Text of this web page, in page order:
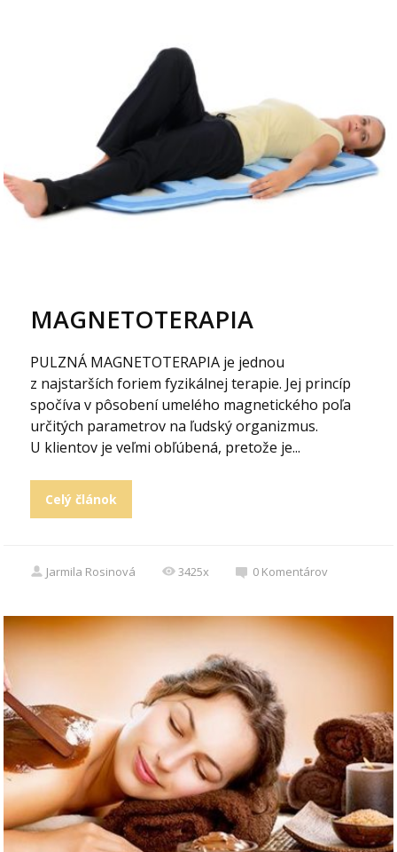
MAGNETOTERAPIA
PULZNÁ MAGNETOTERAPIA je jednou
z najstarších foriem fyzikálnej terapie. Jej princíp
spočíva v pôsobení umelého magnetického poľa
určitých parametrov na ľudský organizmus.
U klientov je veľmi obľúbená, pretože je...
Celý článok
Jarmila Rosinová 3425x 0 Komentárov